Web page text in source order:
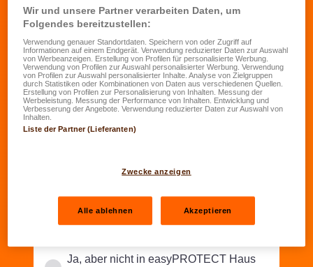
Gesamt-Einkaufspreiss Ihres Fahrrads (in
€)*
Möchten Sie einen Schutz gegen
Personenschäden für Fahrer und Passagiere
hinzufügen?*
Ja
Nein
Ja, aber nicht in easyPROTECT Haus
Wir und unsere Partner verarbeiten Daten, um
Folgendes bereitzustellen:
Verwendung genauer Standortdaten. Speichern von oder Zugriff auf
Informationen auf einem Endgerät. Verwendung reduzierter Daten zur Auswahl
von Werbeanzeigen. Erstellung von Profilen für personalisierte Werbung.
Verwendung von Profilen zur Auswahl personalisierter Werbung. Verwendung
von Profilen zur Auswahl personalisierter Inhalte. Analyse von Zielgruppen
durch Statistiken oder Kombinationen von Daten aus verschiedenen Quellen.
Erstellung von Profilen zur Personalisierung von Inhalten. Messung der
Werbeleistung. Messung der Performance von Inhalten. Entwicklung und
Verbesserung der Angebote. Verwendung reduzierter Daten zur Auswahl von
Inhalten.
Liste der Partner (Lieferanten)
Zwecke anzeigen
Alle ablehnen Akzeptieren